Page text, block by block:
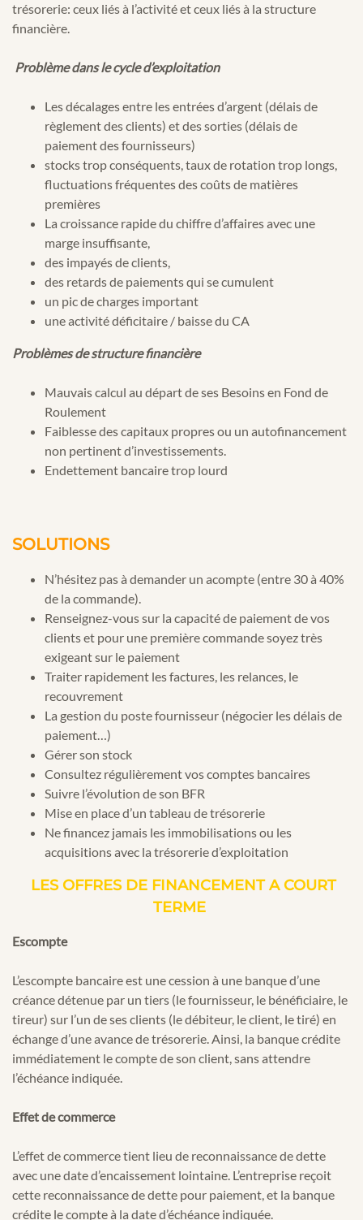
trésorerie: ceux liés à l’activité et ceux liés à la structure
financière.
Problème dans le cycle d’exploitation
Les décalages entre les entrées d’argent (délais de
règlement des clients) et des sorties (délais de
paiement des fournisseurs)
stocks trop conséquents, taux de rotation trop longs,
fluctuations fréquentes des coûts de matières
premières
La croissance rapide du chiffre d’affaires avec une
marge insuffisante,
des impayés de clients,
des retards de paiements qui se cumulent
un pic de charges important
une activité déficitaire / baisse du CA
Problèmes de structure financière
Mauvais calcul au départ de ses Besoins en Fond de
Roulement
Faiblesse des capitaux propres ou un autofinancement
non pertinent d’investissements.
Endettement bancaire trop lourd
SOLUTIONS
N’hésitez pas à demander un acompte (entre 30 à 40%
de la commande).
Renseignez-vous sur la capacité de paiement de vos
clients et pour une première commande soyez très
exigeant sur le paiement
Traiter rapidement les factures, les relances, le
recouvrement
La gestion du poste fournisseur (négocier les délais de
paiement…)
Gérer son stock
Consultez régulièrement vos comptes bancaires
Suivre l’évolution de son BFR
Mise en place d’un tableau de trésorerie
Ne financez jamais les immobilisations ou les
acquisitions avec la trésorerie d’exploitation
LES OFFRES DE FINANCEMENT A COURT
TERME
Escompte
L’escompte bancaire est une cession à une banque d’une
créance détenue par un tiers (le fournisseur, le bénéficiaire, le
tireur) sur l’un de ses clients (le débiteur, le client, le tiré) en
échange d’une avance de trésorerie. Ainsi, la banque crédite
immédiatement le compte de son client, sans attendre
l’échéance indiquée.
Effet de commerce
L’effet de commerce tient lieu de reconnaissance de dette
avec une date d’encaissement lointaine. L’entreprise reçoit
cette reconnaissance de dette pour paiement, et la banque
crédite le compte à la date d’échéance indiquée.